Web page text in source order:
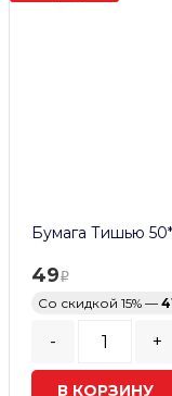
Бумага Тишью
49
Со скидкой 15% —
- +
В КОРЗИНУ